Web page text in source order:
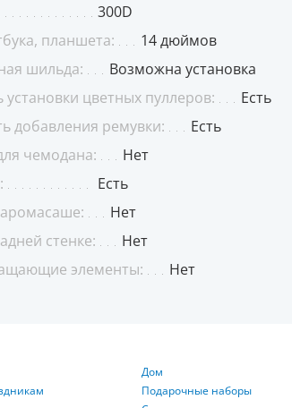
300D
планшета:
14 дюймов
шильда:
Возможна установка
цветных пуллеров:
Есть
добавления ремувки:
Есть
чемодана:
Нет
Есть
Нет
стенке:
Нет
элементы:
Нет
Дом
Подарочные наборы